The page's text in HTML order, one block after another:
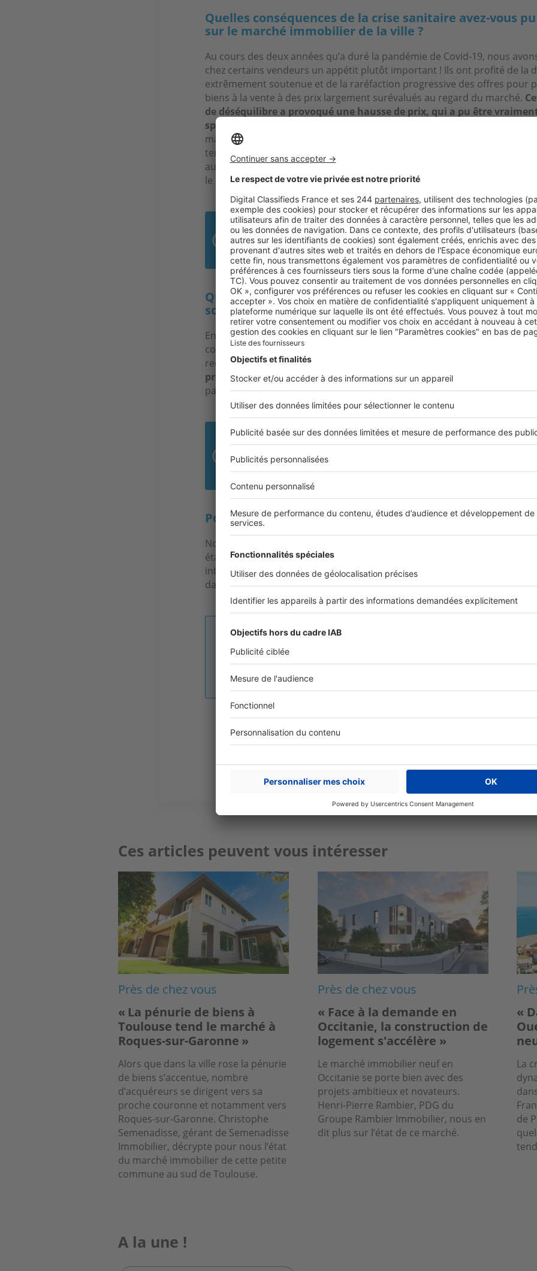
Quelles conséquences de la crise sanitaire avez-vous
sur le marché immobilier de la ville ?
Au cours des deux années qu’a duré la pandémie de Covid-19, nous
chez certains vendeurs un appétit plutôt important ! Ils ont profité de la
extrêmement soutenue et de la raréfaction progressive des offres pour
biens à la vente à des prix largement surévalués au regard du marché.
de déséquilibre a provoqué une hausse de prix, qui a pu être
spectaculaire sur certains types de produits.
maisons individuelles, surtout celles qui proposent un extérieur, un jardin
terrasse. Ce type de bien a rencontré un immense succès et suscite,
aujourd’hui, toutes les convoitises. D’ailleurs, lorsqu’une maison
le marché, elle n’y reste jamais très longtemps !
« 2022 pourrait être marquée par un tassement des prix
hausse des taux d’intérêt et du coût de la vie »
Quel conseil souhaiteriez-vous transmettre à une
souhaitant acheter à L'Isle-en-Dodon ?
En raison de la situation de tension que nous connaissons actuellement,
conseillerais aux acquéreurs intéressés de se montrer très réactifs
recherches s’ils souhaitent voir aboutir leur projet. Aussi, l
propice pour acheter.Les taux d’emprunt restent encore raisonnables,
pas pour longtemps !
91 %
C’est la proportion de maisons à L'Isle-en-Dodon.
Pouvez-vous nous faire la présentation de votre agence ?
Notre structure est une agence implantée à L'Isle-en-Dodon depuis 1994
établissement secondaire à Boulogne-sur-Gesse. Nous comptons 4
interviennent dans tout le secteur sud-ouest de Toulouse, mais aussi plus
dans le département de la Haute-Garonne et du Gers.
Image
Jean-Marc Miegeville
Gérant AB Immobilier
Plus de conseils expert immobilier
Ces articles peuvent vous intéresser
Image
Près de chez vous
« La pénurie de biens à
Toulouse tend le marché à
Roques-sur-Garonne »
Alors que dans la ville rose la pénurie
de biens s’accentue, nombre
d’acquéreurs se dirigent vers sa
proche couronne et notamment vers
Roques-sur-Garonne. Christophe
Semenadisse, gérant de Semenadisse
Immobilier, décrypte pour nous l’état
du marché immobilier de cette petite
commune au sud de Toulouse.
Image
Près de chez vous
« Face à la demande en
Occitanie, la construction de
logement s'accélère »
Le marché immobilier neuf en
Occitanie se porte bien avec des
projets ambitieux et novateurs.
Henri-Pierre Rambier, PDG du
Groupe Rambier Immobilier, nous en
dit plus sur l’état de ce marché.
«
La
de
A la une !